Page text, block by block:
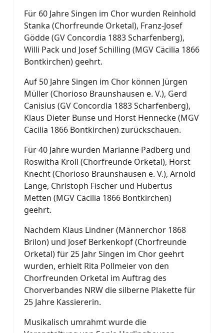
Für 60 Jahre Singen im Chor wurden Reinhold
Stanka (Chorfreunde Orketal), Franz-Josef
Gödde (GV Concordia 1883 Scharfenberg),
Willi Pack und Josef Schilling (MGV Cäcilia 1866
Bontkirchen) geehrt.
Auf 50 Jahre Singen im Chor können Jürgen
Müller (Chorioso Braunshausen e. V.), Gerd
Canisius (GV Concordia 1883 Scharfenberg),
Klaus Dieter Bunse und Horst Hennecke (MGV
Cäcilia 1866 Bontkirchen) zurückschauen.
Für 40 Jahre wurden Marianne Padberg und
Roswitha Kroll (Chorfreunde Orketal), Horst
Knecht (Chorioso Braunshausen e. V.), Arnold
Lange, Christoph Fischer und Hubertus
Metten (MGV Cäcilia 1866 Bontkirchen)
geehrt.
Nachdem Klaus Lindner (Männerchor 1868
Brilon) und Josef Berkenkopf (Chorfreunde
Orketal) für 25 Jahr Singen im Chor geehrt
wurden, erhielt Rita Pollmeier von den
Chorfreunden Orketal im Auftrag des
Chorverbandes NRW die silberne Plakette für
25 Jahre Kassiererin.
Musikalisch umrahmt wurde die